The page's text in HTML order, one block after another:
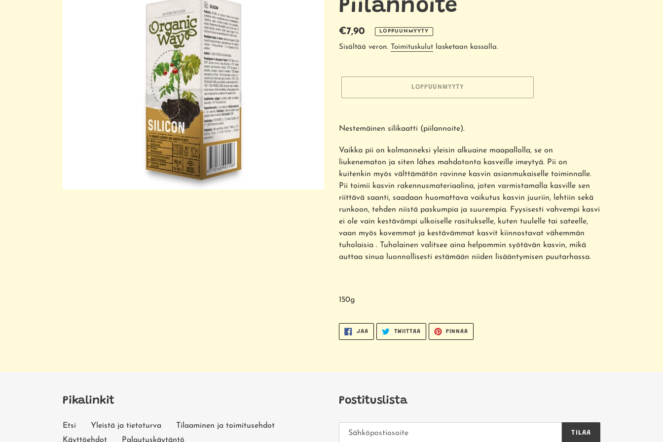
Piilannoite
Normaalihinta
€7,90 LOPPUUNMYYTY
Sisältää veron. Toimituskulut lasketaan kassalla.
LOPPUUNMYYTY
lisääminen
Nestemäinen silikaatti (piilannoite).
Vaikka pii on kolmanneksi yleisin alkuaine maapallolla, se on
liukenematon ja siten lähes mahdotonta kasveille imeytyä. Pii on
kuitenkin myös välttämätön ravinne kasvin asianmukaiselle toiminnalle.
Pii toimii kasvin rakennusmateriaalina, joten varmistamalla kasville sen
riittävä saanti, saadaan huomattava vaikutus kasvin juuriin, lehtiin sekä
runkoon, tehden niistä paskumpia ja suurempia. Fyysisesti vahvempi kasvi
ei ole vain kestävämpi ulkoiselle rasitukselle, kuten tuulelle tai sateelle,
vaan myös kovemmat ja kestävämmat kasvit kiinnostavat vähemmän
tuholaisia . Tuholainen valitsee aina helpommin syötävän kasvin, mikä
auttaa sinua luonnollisesti estämään niiden lisääntymisen puutarhassa.
150g
JAA
FACEBOOKISSA
TWIITTAA TWIITTAA
TWITTERISSÄ
PINNAA
Pikalinkit
Etsi Yleistä ja tietoturva
Tilaaminen ja toimitusehdot
Käyttöehdot
Palautuskäytäntö
Postituslista
TILAA